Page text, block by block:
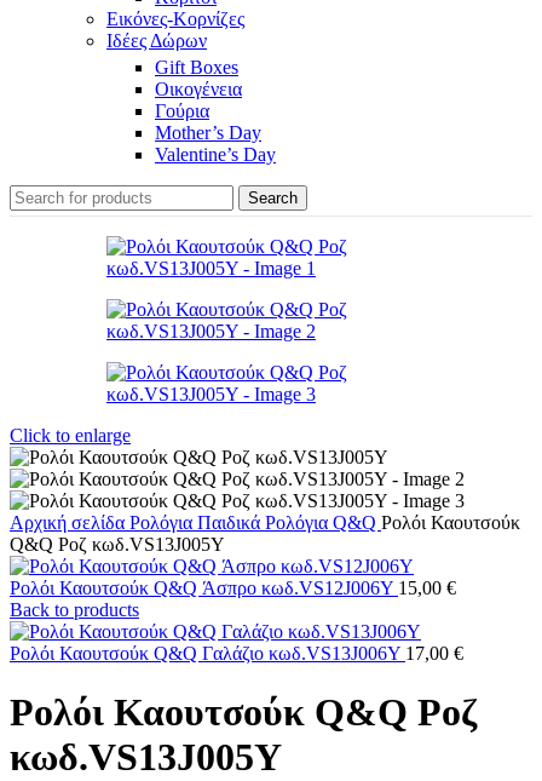
Εικόνες-Κορνίζες
Ιδέες Δώρων
Gift Boxes
Οικογένεια
Γούρια
Mother’s Day
Valentine’s Day
Search
Click to enlarge
Αρχική σελίδα Ρολόγια Παιδικά Ρολόγια Q&Q Ρολόι Καουτσούκ
Q&Q Ροζ κωδ.VS13J005Y
Ρολόι Καουτσούκ Q&Q Άσπρο κωδ.VS12J006Y 15,00 €
Back to products
Ρολόι Καουτσούκ Q&Q Γαλάζιο κωδ.VS13J006Y 17,00 €
Ρολόι Καουτσούκ Q&Q Ροζ
κωδ.VS13J005Y